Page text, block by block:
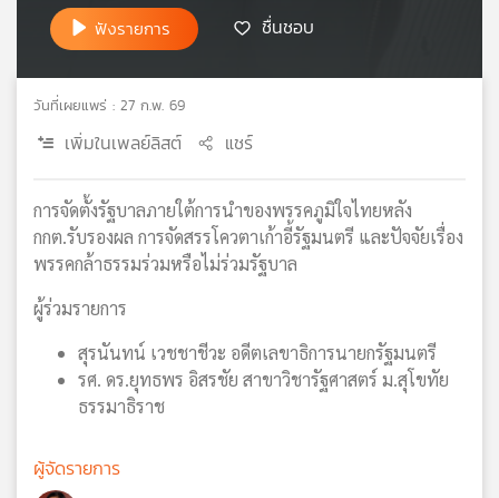
แผนที่
เครือ
ฟังรายการ ชื่นชอบ
วันที่เผยแพร่ : 27 ก.พ. 69
เพิ่มในเพลย์ลิสต์ แชร์
การจัดตั้งรัฐบาลภายใต้การนำของพรรคภูมิใจไทยหลัง
กกต.รับรองผล การจัดสรรโควตาเก้าอี้รัฐมนตรี และปัจจัยเรื่อง
พรรคกล้าธรรมร่วมหรือไม่ร่วมรัฐบาล
ผู้ร่วมรายการ
สุรนันทน์ เวชชาชีวะ อดีตเลขาธิการนายกรัฐมนตรี
รศ. ดร.ยุทธพร อิสรชัย สาขาวิชารัฐศาสตร์ ม.สุโขทัย
ธรรมาธิราช
ผู้จัดรายการ